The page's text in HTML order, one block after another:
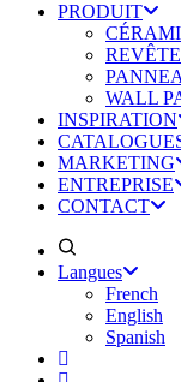
PRODUIT
WALL
INSPIRATION
MARKETING
ENTREPRISE
CONTACT
Langues
French
English
Spanish